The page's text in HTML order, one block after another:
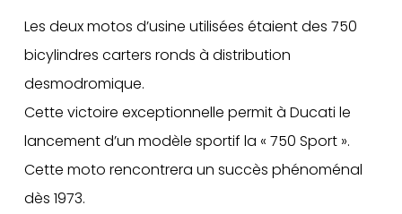
Les deux motos d’usine utilisées étaient des 750
bicylindres carters ronds à distribution
desmodromique.
Cette victoire exceptionnelle permit à Ducati le
lancement d’un modèle sportif la « 750 Sport ».
Cette moto rencontrera un succès phénoménal
dès 1973.